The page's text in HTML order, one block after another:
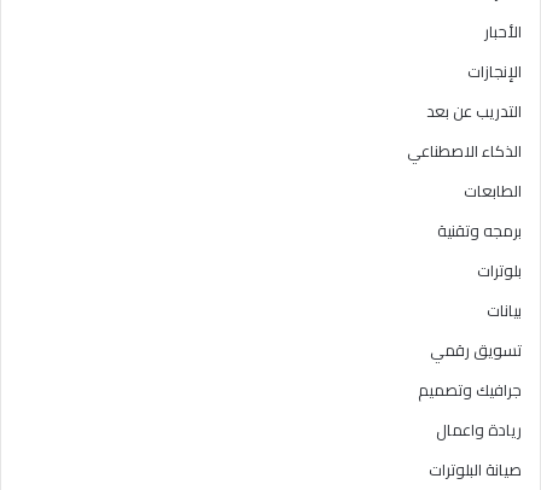
الأحبار
الإنجازات
التدريب عن بعد
الذكاء الاصطناعي
الطابعات
برمجه وتقنية
بلوترات
بيانات
تسويق رقمي
جرافيك وتصميم
ريادة واعمال
صيانة البلوترات